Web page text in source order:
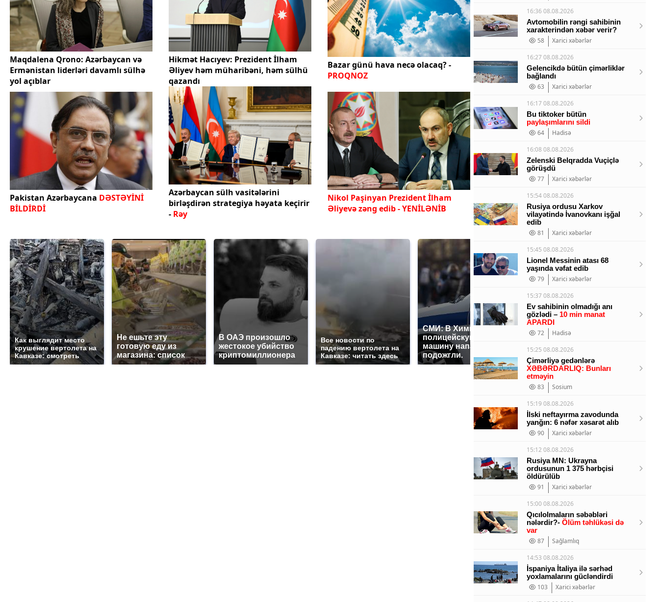
Maqdalena Qrono: Azərbaycan və
Ermənistan liderləri davamlı sülhə
yol açıblar
Hikmət Hacıyev: Prezident İlham
Əliyev həm müharibəni, həm sülhü
qazandı
Bazar günü hava necə olacaq? -
PROQNOZ
Pakistan Azərbaycana DƏSTƏYİNİ
BİLDİRDİ
Azərbaycan sülh vasitələrini
birləşdirən strategiya həyata keçirir
- Rəy
Nikol Paşinyan Prezident İlham
Əliyevə zəng edib- YENİLƏNİB
Как выглядит место
крушение вертолета на
Кавказе: смотреть
Не ешьте эту
готовую еду из
магазина: список
В ОАЭ произошло
жестокое убийство
криптомиллионера
Все новости по
падению вертолета на
Кавказе: читать здесь
СМИ: В Химках на
полицейскую
машину напали и
подожгли.
Где будет встреча
президентов США и
16:36 08.08.2026
Avtomobilin rəngi sahibinin
xarakterindən xəbər verir?
58
Xarici xəbərlər
16:27 08.08.2026
Gelencikdə bütün çimərliklər
bağlandı
63
Xarici xəbərlər
16:17 08.08.2026
Bu tiktoker bütün
paylaşımlarını sildi
64
Hadisə
16:08 08.08.2026
Zelenski Belqradda Vuçiçlə
görüşdü
77
Xarici xəbərlər
15:54 08.08.2026
Rusiya ordusu Xarkov
vilayətində İvanovkanı işğal
edib
81
Xarici xəbərlər
15:45 08.08.2026
Lionel Messinin atası 68
yaşında vəfat edib
79
Xarici xəbərlər
15:37 08.08.2026
Ev sahibinin olmadığı anı
gözlədi – 10 min manat
APARDI
72
Hadisə
15:25 08.08.2026
Çimərliyə gedənlərə
XƏBƏRDARLIQ: Bunları
etməyin
83
Sosium
15:19 08.08.2026
İlski neftayırma zavodunda
yanğın: 6 nəfər xəsarət alıb
90
Xarici xəbərlər
15:12 08.08.2026
Rusiya MN: Ukrayna
ordusunun 1 375 hərbçisi
öldürülüb
91
Xarici xəbərlər
15:00 08.08.2026
Qıcılolmaların səbəbləri
nələrdir?- Ölüm təhlükəsi də
var
87
Sağlamlıq
14:53 08.08.2026
İspaniya İtaliya ilə sərhəd
yoxlamalarını gücləndirdi
103
Xarici xəbərlər